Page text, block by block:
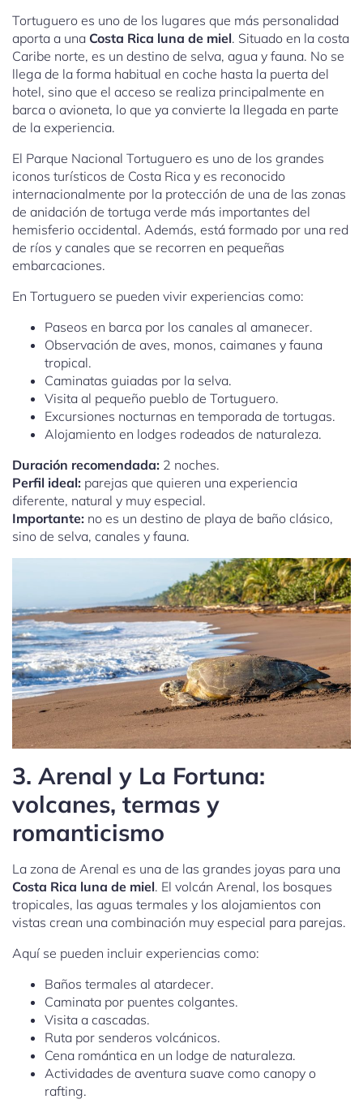
Tortuguero es uno de los lugares que más personalidad
aporta a una Costa Rica luna de miel. Situado en la costa
Caribe norte, es un destino de selva, agua y fauna. No se
llega de la forma habitual en coche hasta la puerta del
hotel, sino que el acceso se realiza principalmente en
barca o avioneta, lo que ya convierte la llegada en parte
de la experiencia.
El Parque Nacional Tortuguero es uno de los grandes
iconos turísticos de Costa Rica y es reconocido
internacionalmente por la protección de una de las zonas
de anidación de tortuga verde más importantes del
hemisferio occidental. Además, está formado por una red
de ríos y canales que se recorren en pequeñas
embarcaciones.
En Tortuguero se pueden vivir experiencias como:
Paseos en barca por los canales al amanecer.
Observación de aves, monos, caimanes y fauna
tropical.
Caminatas guiadas por la selva.
Visita al pequeño pueblo de Tortuguero.
Excursiones nocturnas en temporada de tortugas.
Alojamiento en lodges rodeados de naturaleza.
Duración recomendada: 2 noches.
Perfil ideal: parejas que quieren una experiencia
diferente, natural y muy especial.
Importante: no es un destino de playa de baño clásico,
sino de selva, canales y fauna.
3. Arenal y La Fortuna:
volcanes, termas y
romanticismo
La zona de Arenal es una de las grandes joyas para una
Costa Rica luna de miel. El volcán Arenal, los bosques
tropicales, las aguas termales y los alojamientos con
vistas crean una combinación muy especial para parejas.
Aquí se pueden incluir experiencias como:
Baños termales al atardecer.
Caminata por puentes colgantes.
Visita a cascadas.
Ruta por senderos volcánicos.
Cena romántica en un lodge de naturaleza.
Actividades de aventura suave como canopy o
rafting.